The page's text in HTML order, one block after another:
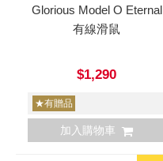
Glorious Model O Eternal
有線滑鼠
$1,290
★有贈品
加入購物車